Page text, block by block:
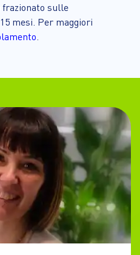
frazionato sulle
mesi. Per maggiori
.